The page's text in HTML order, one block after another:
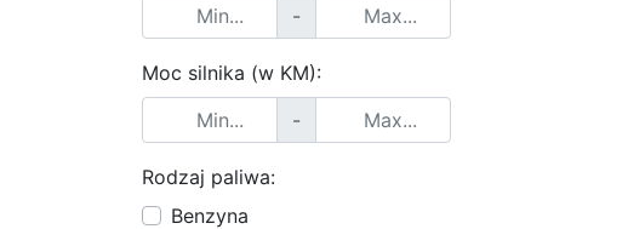
-
Moc silnika (w KM):
-
Rodzaj paliwa:
Benzyna